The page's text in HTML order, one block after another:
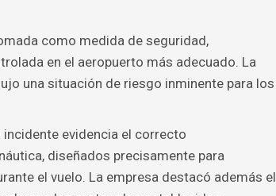
como medida de seguridad,
en el aeropuerto más adecuado. La
una situación de riesgo inminente para los
incidente evidencia el correcto
diseñados precisamente para
el vuelo. La empresa destacó además el